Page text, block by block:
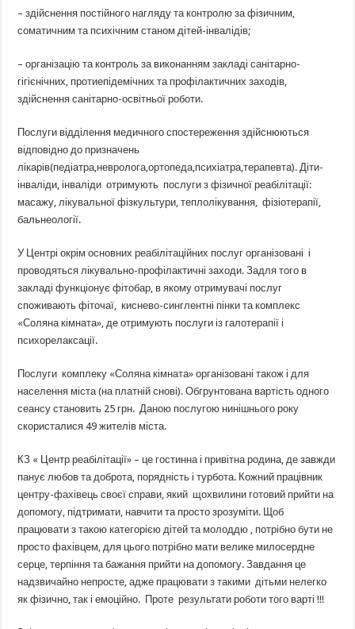
– здійснення постійного нагляду та контролю за фізичним,
соматичним та психічним станом дітей-інвалідів;
– організацію та контроль за виконанням закладі санітарно-
гігієнічних, протиепідемічних та профілактичних заходів,
здійснення санітарно-освітньої роботи.
Послуги відділення медичного спостереження здійснюються
відповідно до призначень
лікарів(педіатра,невролога,ортопеда,психіатра,терапевта). Діти-
інваліди, інваліди отримують послуги з фізичної реабілітації:
масажу, лікувальної фізкультури, теплолікування, фізіотерапії,
бальнеології.
У Центрі окрім основних реабілітаційних послуг організовані і
проводяться лікувально-профілактичні заходи. Задля того в
закладі функціонує фітобар, в якому отримувачі послуг
споживають фіточаї, киснево-синглентні пінки та комплекс
«Соляна кімната», де отримують послуги із галотерапії і
психорелаксації.
Послуги комплеку «Соляна кімната» організовані також і для
населення міста (на платній снові). Обгрунтована вартість одного
сеансу становить 25 грн. Даною послугою нинішнього року
скористалися 49 жителів міста.
КЗ « Центр реабілітації» – це гостинна і привітна родина, де завжди
панує любов та доброта, порядність і турбота. Кожний працівник
центру-фахівець своєї справи, який щохвилини готовий прийти на
допомогу, підтримати, навчити та просто зрозуміти. Щоб
працювати з такою категорією дітей та молоддю , потрібно бути не
просто фахівцем, для цього потрібно мати велике милосердне
серце, терпіння та бажання прийти на допомогу. Завдання це
надзвичайно непросте, адже працювати з такими дітьми нелегко
як фізично, так і емоційно. Проте результати роботи того варті !!!